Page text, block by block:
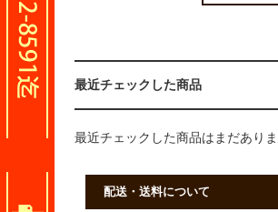
最近チェックした商品
最近チェックした商品はまだありま
配送・送料について